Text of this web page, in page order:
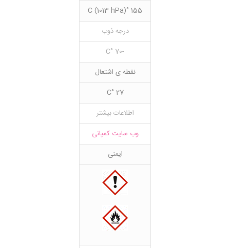
155 °C (1013 hPa)
درجه ذوب
-70 °C
نقطه ی اشتعال
27 °C
اطلاعات بیشتر
وب سایت کمپانی
ایمنی